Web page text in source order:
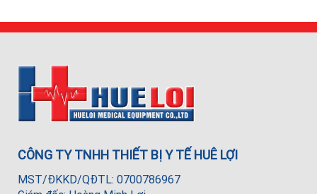
CÔNG TY TNHH THIẾT BỊ Y TẾ HUÊ LỢI
MST/ĐKKD/QĐTL: 0700786967